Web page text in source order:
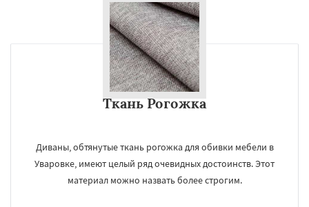
Ткань Рогожка
Диваны, обтянутые ткань рогожка для обивки мебели в
Уваровке, имеют целый ряд очевидных достоинств. Этот
материал можно назвать более строгим.